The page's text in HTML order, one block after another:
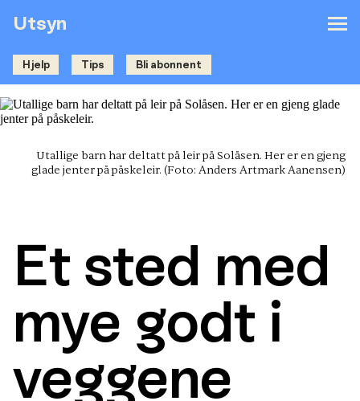
Utsyn
Hjelp Tips Bli abonnent
Utallige barn har deltatt på leir på Solåsen. Her er en gjeng
glade jenter på påskeleir. (Foto: Anders Artmark Aanensen)
Et sted med
mye godt i
veggene